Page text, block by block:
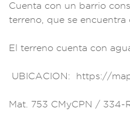
Cuenta con un barrio
terreno, que se encuentra
El terreno cuenta con
UBICACION: https://ma
Mat. 753 CMyCPN / 334-